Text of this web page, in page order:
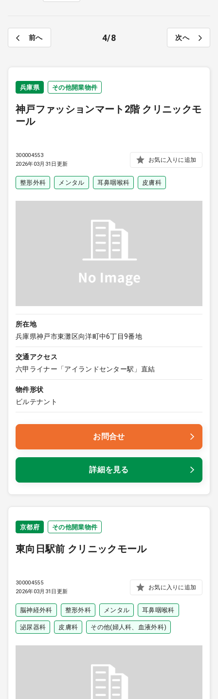
0120-315-606
医師求人
お問合せ
医院の譲渡・売却をお考えの方
前へ 4 8 次へ
兵庫県 その他開業物件
神戸ファッションマート2階 クリニックモ
ール
300004553
2026年03月31日更新
お気に入りに追加
整形外科 メンタル 耳鼻咽喉科 皮膚科
所在地
兵庫県神戸市東灘区向洋町中6丁目9番地
交通アクセス
六甲ライナー「アイランドセンター駅」直結
物件形状
ビルテナント
お問合せ
詳細を見る
京都府 その他開業物件
東向日駅前 クリニックモール
300004555
2026年03月31日更新
お気に入りに追加
脳神経外科 整形外科 メンタル 耳鼻咽喉科
泌尿器科 皮膚科 その他(婦人科、血液外科)